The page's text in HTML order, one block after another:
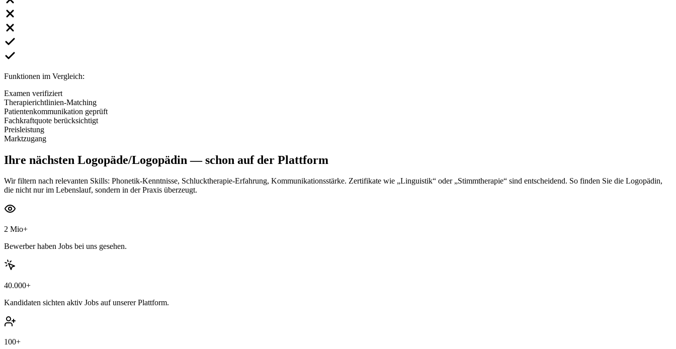
Funktionen im Vergleich:
Examen verifiziert
Therapierichtlinien-Matching
Patientenkommunikation geprüft
Fachkraftquote berücksichtigt
Preisleistung
Marktzugang
Ihre nächsten Logopäde/Logopädin — schon auf der Plattform
Wir filtern nach relevanten Skills: Phonetik-Kenntnisse, Schlucktherapie-Erfahrung, Kommunikationsstärke. Zertifikate wie „Linguistik“ oder „Stimmtherapie“ sind entscheidend. So finden Sie die Logopädin,
die nicht nur im Lebenslauf, sondern in der Praxis überzeugt.
2 Mio+
Bewerber haben Jobs bei uns gesehen.
40.000+
Kandidaten sichten aktiv Jobs auf unserer Plattform.
100+